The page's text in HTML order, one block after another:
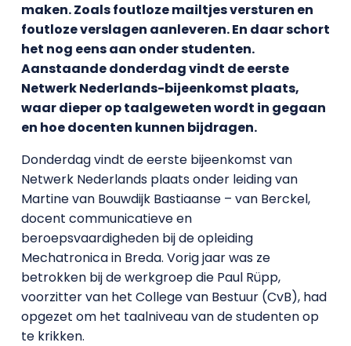
maken. Zoals foutloze mailtjes versturen en
foutloze verslagen aanleveren. En daar schort
het nog eens aan onder studenten.
Aanstaande donderdag vindt de eerste
Netwerk Nederlands-bijeenkomst plaats,
waar dieper op taalgeweten wordt in gegaan
en hoe docenten kunnen bijdragen.
Donderdag vindt de eerste bijeenkomst van
Netwerk Nederlands plaats onder leiding van
Martine van Bouwdijk Bastiaanse – van Berckel,
docent communicatieve en
beroepsvaardigheden bij de opleiding
Mechatronica in Breda. Vorig jaar was ze
betrokken bij de werkgroep die Paul Rüpp,
voorzitter van het College van Bestuur (CvB), had
opgezet om het taalniveau van de studenten op
te krikken.